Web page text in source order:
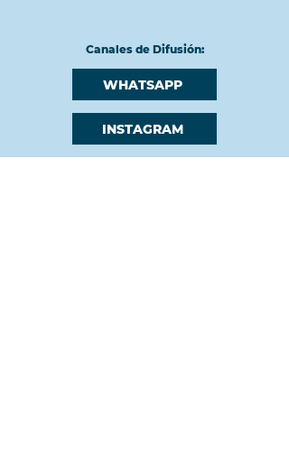
Canales de Difusión:
WHATSAPP
INSTAGRAM